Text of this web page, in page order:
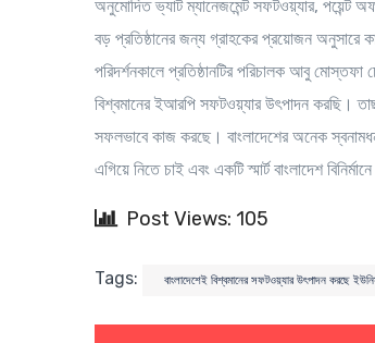
অনুমোদিত ভ্যাট ম্যানেজমেন্ট সফটওয়্যার,
বড় প্রতিষ্ঠানের জন্য গ্রাহকের প্রয়োজন অনুসারে
পরিদর্শনকালে প্রতিষ্ঠানটির পরিচালক আবু
বিশ্বমানের ইআরপি সফটওয়্যার উৎপাদন করছি।
সফলভাবে কাজ করছে। বাংলাদেশের অনেক
এগিয়ে নিতে চাই এবং একটি স্মার্ট বাংলাদেশ
Post Views: 105
Tags: বাংলাদেশেই বিশ্বমানের সফটওয়্যার উৎপাদন করছে